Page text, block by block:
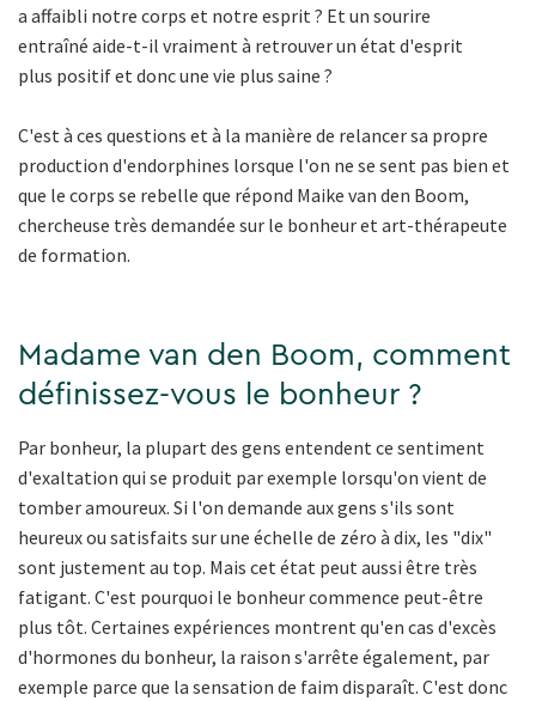
a affaibli notre corps et notre esprit ? Et un sourire
entraîné aide-t-il vraiment à retrouver un état d'esprit
plus positif et donc une vie plus saine ?
C'est à ces questions et à la manière de relancer sa propre
production d'endorphines lorsque l'on ne se sent pas bien et
que le corps se rebelle que répond Maike van den Boom,
chercheuse très demandée sur le bonheur et art-thérapeute
de formation.
Madame van den Boom, comment
définissez-vous le bonheur ?
Par bonheur, la plupart des gens entendent ce sentiment
d'exaltation qui se produit par exemple lorsqu'on vient de
tomber amoureux. Si l'on demande aux gens s'ils sont
heureux ou satisfaits sur une échelle de zéro à dix, les "dix"
sont justement au top. Mais cet état peut aussi être très
fatigant. C'est pourquoi le bonheur commence peut-être
plus tôt. Certaines expériences montrent qu'en cas d'excès
d'hormones du bonheur, la raison s'arrête également, par
exemple parce que la sensation de faim disparaît. C'est donc